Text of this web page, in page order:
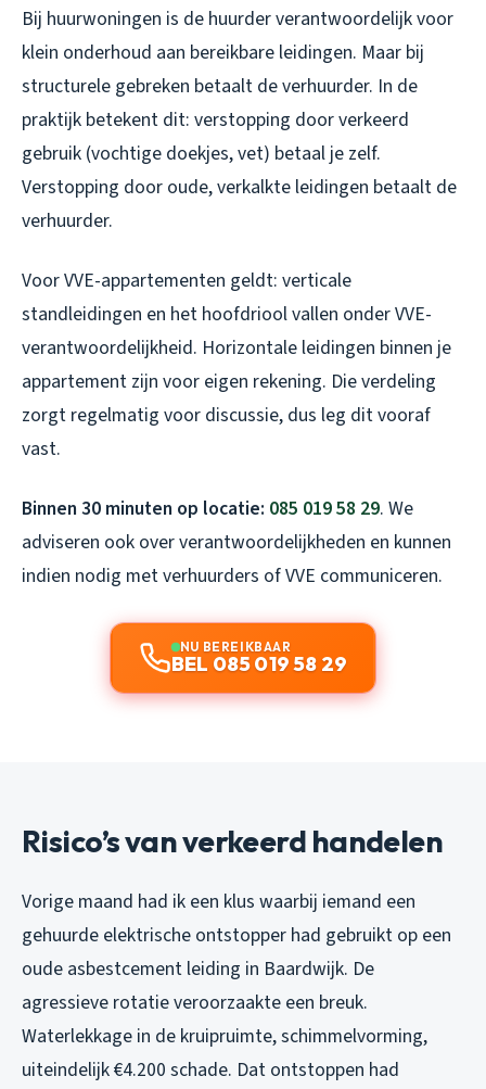
Bij huurwoningen is de huurder verantwoordelijk voor
klein onderhoud aan bereikbare leidingen. Maar bij
structurele gebreken betaalt de verhuurder. In de
praktijk betekent dit: verstopping door verkeerd
gebruik (vochtige doekjes, vet) betaal je zelf.
Verstopping door oude, verkalkte leidingen betaalt de
verhuurder.
Voor VVE-appartementen geldt: verticale
standleidingen en het hoofdriool vallen onder VVE-
verantwoordelijkheid. Horizontale leidingen binnen je
appartement zijn voor eigen rekening. Die verdeling
zorgt regelmatig voor discussie, dus leg dit vooraf
vast.
Binnen 30 minuten op locatie: 085 019 58 29. We
adviseren ook over verantwoordelijkheden en kunnen
indien nodig met verhuurders of VVE communiceren.
NU BEREIKBAAR
BEL 085 019 58 29
Risico’s van verkeerd handelen
Vorige maand had ik een klus waarbij iemand een
gehuurde elektrische ontstopper had gebruikt op een
oude asbestcement leiding in Baardwijk. De
agressieve rotatie veroorzaakte een breuk.
Waterlekkage in de kruipruimte, schimmelvorming,
uiteindelijk €4.200 schade. Dat ontstoppen had